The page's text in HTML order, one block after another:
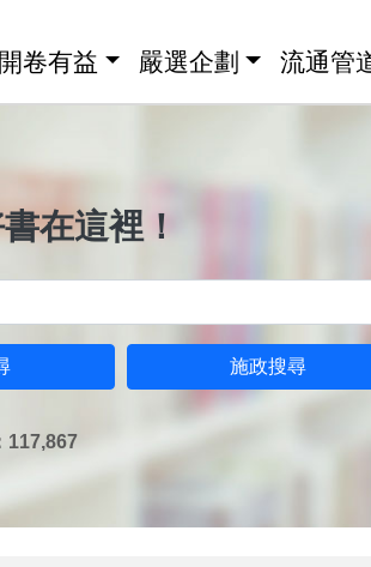
卷有益 嚴選企劃 流通管
在這裡！
施政搜尋
117,867